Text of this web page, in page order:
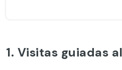
1. Visitas guiadas